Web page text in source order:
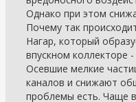
Однако при этом
Почему так
Нагар, который
впускном коллекторе
Осевшие мелкие
каналов и снижают
проблемы есть. Чаще